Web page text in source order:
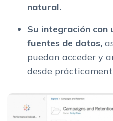
natural.
Su integración con
fuentes de datos,
puedan acceder y
desde